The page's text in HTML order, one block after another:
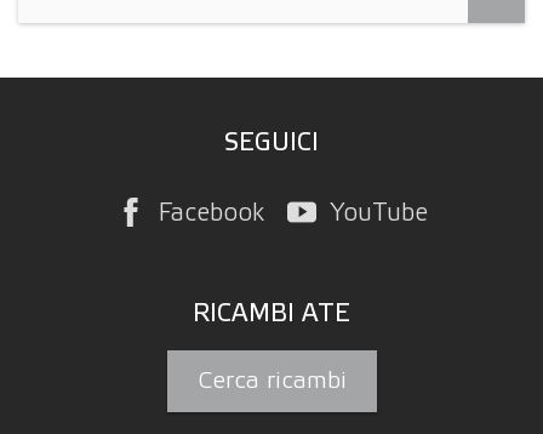
SEGUICI
Facebook YouTube
RICAMBI ATE
Cerca ricambi